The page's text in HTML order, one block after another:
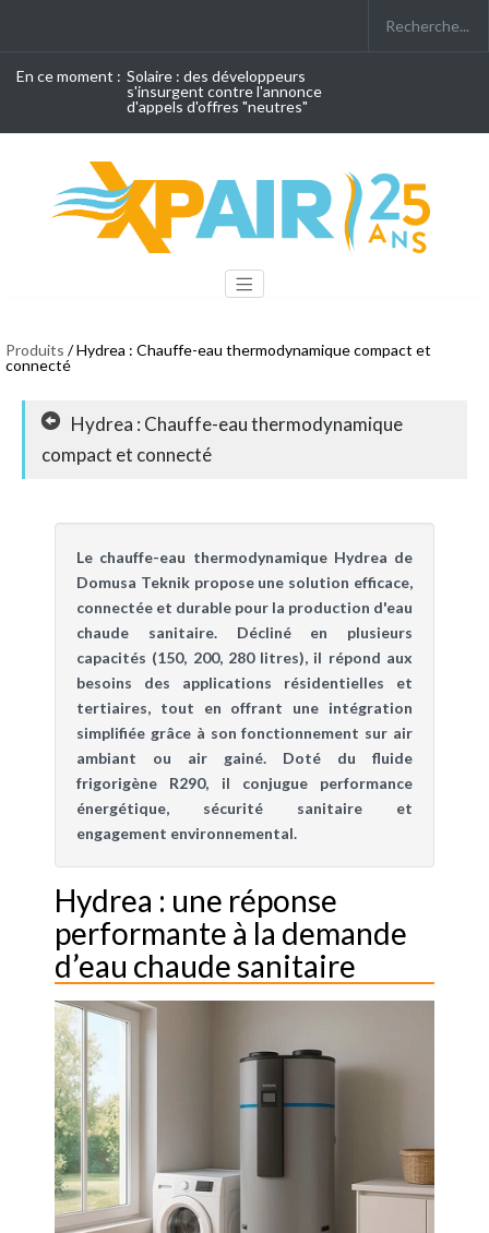
En ce moment : Solaire : des développeurs
s'insurgent contre l'annonce
d'appels d'offres "neutres"
Produits / Hydrea : Chauffe-eau thermodynamique compact et
connecté
Hydrea : Chauffe-eau thermodynamique
compact et connecté
Le chauffe-eau thermodynamique Hydrea de
Domusa Teknik propose une solution efficace,
connectée et durable pour la production d'eau
chaude sanitaire. Décliné en plusieurs
capacités (150, 200, 280 litres), il répond aux
besoins des applications résidentielles et
tertiaires, tout en offrant une intégration
simplifiée grâce à son fonctionnement sur air
ambiant ou air gainé. Doté du fluide
frigorigène R290, il conjugue performance
énergétique, sécurité sanitaire et
engagement environnemental.
Hydrea : une réponse
performante à la demande
d’eau chaude sanitaire